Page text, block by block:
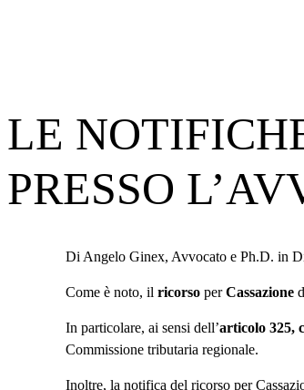
LE
PRESSO
Di Angelo Ginex, Avvocato e Ph.D. in
Come è noto, il ricorso perCassazione
In particolare, ai sensi dell’articolo 325,
Commissione tributaria regionale.
Inoltre, la notifica del ricorso per